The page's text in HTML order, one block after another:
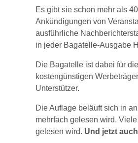
Es gibt sie schon mehr als
Ankündigungen von
ausführliche
in jeder Bagatelle-Ausgabe
Die Bagatelle ist dabei für
kostengünstigen
Unterstützer.
Die Auflage beläuft sich in
mehrfach gelesen wird.
gelesen wird. Und jetzt